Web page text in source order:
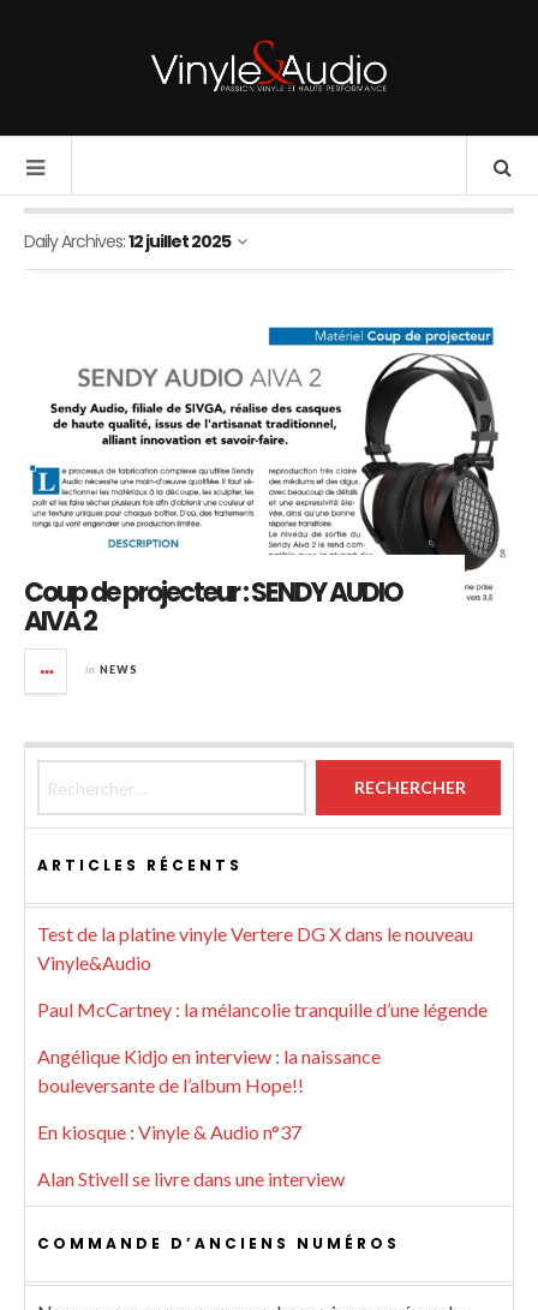
Daily Archives:12 juillet 2025
Coup de projecteur : SENDY AUDIO
AIVA 2
in NEWS
ARTICLES RÉCENTS
Test de la platine vinyle Vertere DG X dans le nouveau
Vinyle&Audio
Paul McCartney : la mélancolie tranquille d’une légende
Angélique Kidjo en interview : la naissance
bouleversante de l’album Hope!!
En kiosque : Vinyle & Audio n°37
Alan Stivell se livre dans une interview
COMMANDE D’ANCIENS NUMÉROS